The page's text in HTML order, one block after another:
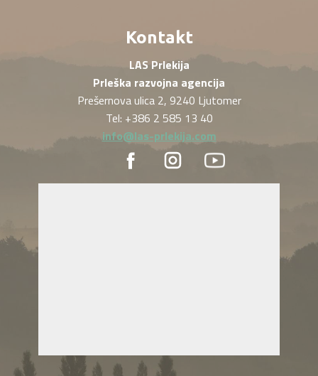
Kontakt
LAS Prlekija
Prleška razvojna agencija
Prešernova ulica 2, 9240 Ljutomer
Tel: +386 2 585 13 40
info@las-prlekija.com